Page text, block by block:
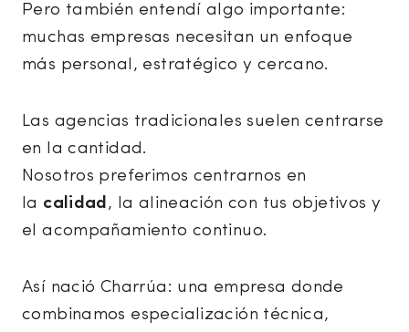
Pero también entendí algo importante:
muchas empresas necesitan un enfoque
más personal, estratégico y cercano.
Las agencias tradicionales suelen centrarse
en la cantidad.
Nosotros preferimos centrarnos en
la calidad, la alineación con tus objetivos y
el acompañamiento continuo.
Así nació Charrúa: una empresa donde
combinamos especialización técnica,